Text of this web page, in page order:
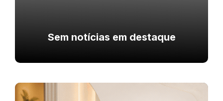
Sem notícias em destaque